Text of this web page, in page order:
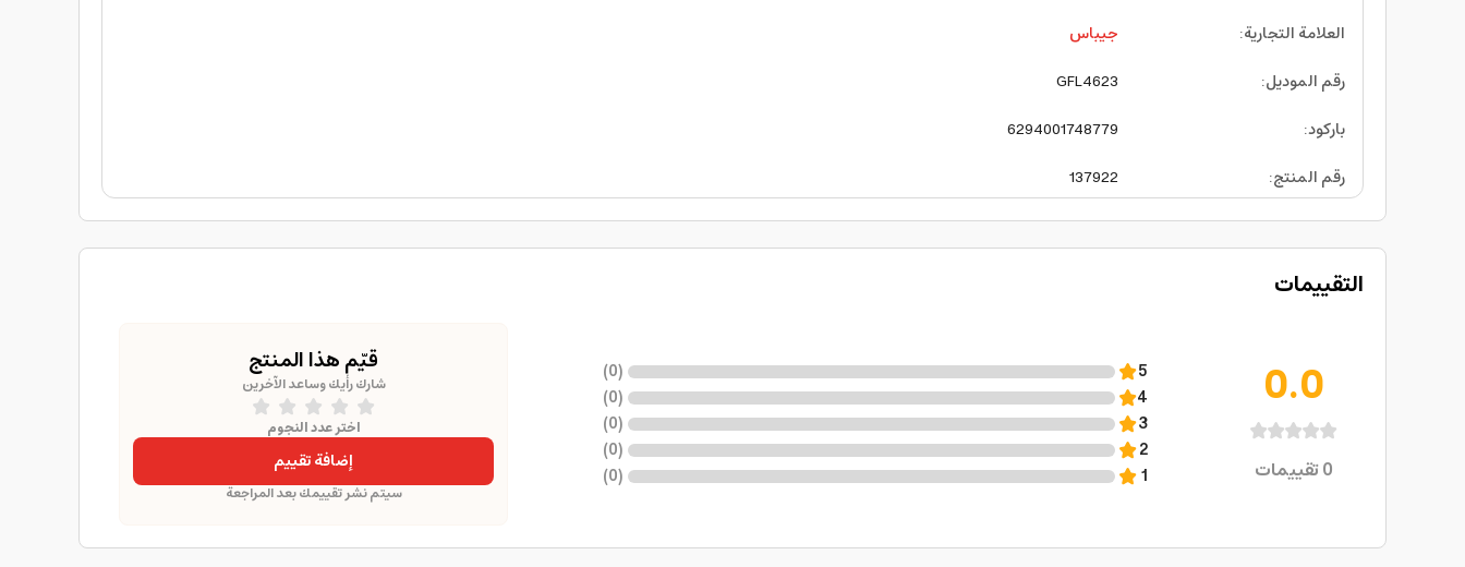
العلامة التجارية:
جيباس
رقم الموديل:
GFL4623
باركود:
6294001748779
رقم المنتج:
137922
التقييمات
0.0
0تقييمات
5
(
0
)
4
(
0
)
3
(
0
)
2
(
0
)
1
(
0
)
قيّم هذا المنتج
شارك رأيك وساعد الآخرين
اختر عدد النجوم
إضافة تقييم
سيتم نشر تقييمك بعد المراجعة